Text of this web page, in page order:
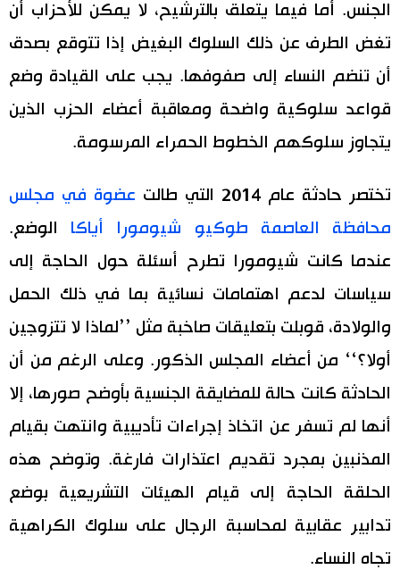
الجنس. أما فيما يتعلق بالترشيح، لا يمكن للأحزاب أن
تغض الطرف عن ذلك السلوك البغيض إذا تتوقع بصدق
أن تنضم النساء إلى صفوفها. يجب على القيادة وضع
قواعد سلوكية واضحة ومعاقبة أعضاء الحزب الذين
يتجاوز سلوكهم الخطوط الحمراء المرسومة.
تختصر حادثة عام 2014 التي طالت
عضوة في مجلس
محافظة العاصمة طوكيو شيومورا أياكا الوضع.
عندما كانت شيومورا تطرح أسئلة حول الحاجة إلى
سياسات لدعم اهتمامات نسائية بما في ذلك الحمل
والولادة، قوبلت بتعليقات صاخبة مثل ’’لماذا لا تتزوجين
أولا؟‘‘ من أعضاء المجلس الذكور. وعلى الرغم من أن
الحادثة كانت حالة للمضايقة الجنسية بأوضح صورها، إلا
أنها لم تسفر عن اتخاذ إجراءات تأديبية وانتهت بقيام
المذنبين بمجرد تقديم اعتذارات فارغة. وتوضح هذه
الحلقة الحاجة إلى قيام الهيئات التشريعية بوضع
تدابير عقابية لمحاسبة الرجال على سلوك الكراهية
تجاه النساء.